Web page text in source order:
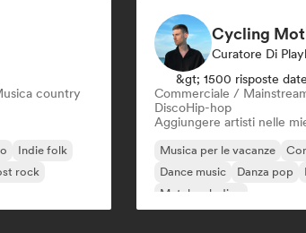
country
Indie folk
rock
Curatore Di
&gt; 1500 risposte date
Commerciale /
DiscoHip-hop
Aggiungere artisti nelle
Musica per le vacanze
Dance music
Danza pop
Metal melodico